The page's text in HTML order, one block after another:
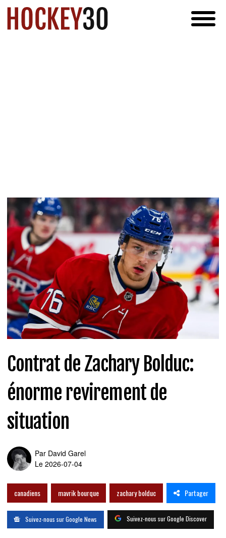
Contrat de Zachary Bolduc:
énorme revirement de
situation
Par David Garel
Le 2026-07-04
canadiens mavrik bourque zachary bolduc Partager
Suivez-nous sur Google News Suivez-nous sur Google Discover